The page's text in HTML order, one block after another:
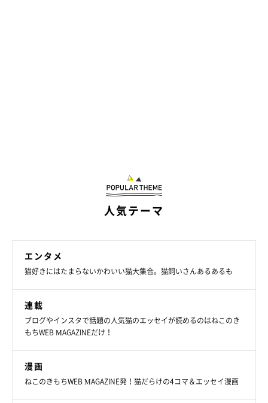
人気テーマ
エンタメ
猫好きにはたまらないかわいい猫大集合。猫飼いさんあるあるも
連載
ブログやインスタで話題の人気猫のエッセイが読めるのはねこのき
もちWEB MAGAZINEだけ！
漫画
ねこのきもちWEB MAGAZINE発！猫だらけの4コマ＆エッセイ漫画